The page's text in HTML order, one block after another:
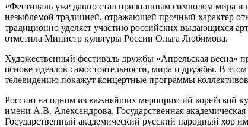
«Фестиваль уже давно стал признанным символом мира и
незыблемой традицией, отражающей прочный характер
традиционно уделяет участию российских выдающихся
отметила Министр культуры России Ольга Любимова.
Художественный фестиваль дружбы «Апрельская весна»
основе идеалов самостоятельности, мира и дружбы. В
телевидению покажут концертные программы
Россию на одном из важнейших мероприятий корейской
имени А.В. Александрова, Государственная
Государственный академический русский народный хор